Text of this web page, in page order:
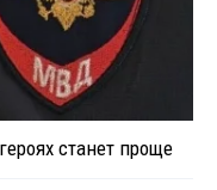
станет проще